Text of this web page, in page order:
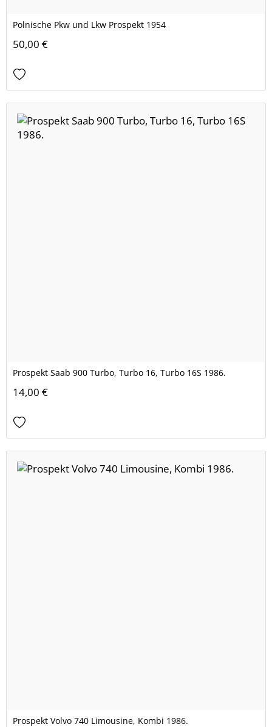
Polnische Pkw und Lkw Prospekt 1954
50,00 €
Prospekt Saab 900 Turbo, Turbo 16, Turbo 16S 1986.
14,00 €
Prospekt Volvo 740 Limousine, Kombi 1986.